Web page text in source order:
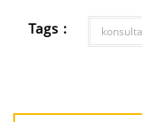
Tags :